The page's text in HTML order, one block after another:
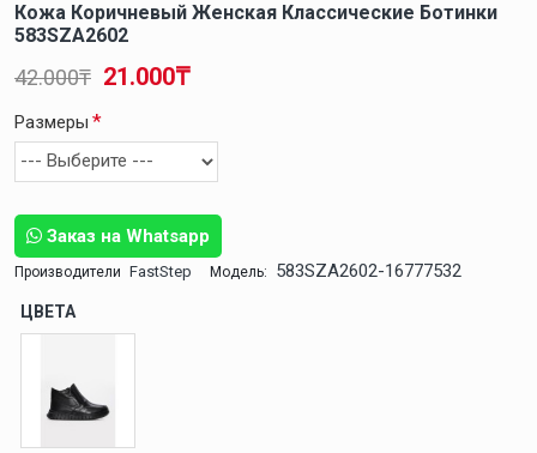
Кожа Коричневый Женская Классические Ботинки
583SZA2602
Заказ на Whatsapp
Производители FastStep Модель: 583SZA2602-16777532
21.000₸
42.000₸
Размеры
ЦВЕТА